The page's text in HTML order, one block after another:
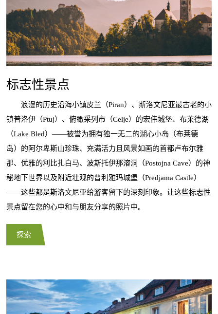
标志性景点
浪漫的历史沿海小镇皮兰（Piran）、斯洛文尼亚最古老的小
镇普洛伊（Ptuj）、俯瞰采列市（Celje）的宏伟城堡、布莱德湖
（Lake Bled）——被誉为拥有独一无二的湖心小岛（布莱德
岛）的阿尔卑斯山珍珠、充满活力且风景如画的首都卢布尔雅
那、优雅的利比扎白马、波斯托伊那溶洞（Postojna Cave）的神
秘地下世界以及附近壮观的普利雅玛城堡（Predjama Castle）
——这些都是斯洛文尼亚给游客留下的深刻印象。让这些标志性
景点留在您的心中和与朋友分享的照片中。
探索